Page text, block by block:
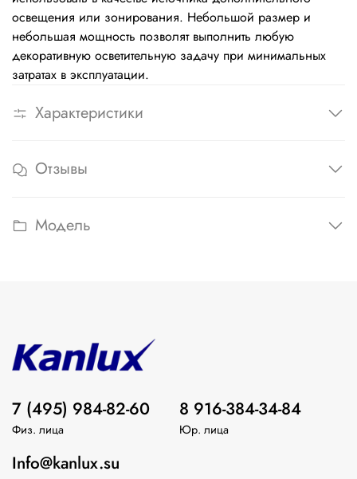
освещения или зонирования. Небольшой размер и
небольшая мощность позволят выполнить любую
декоративную осветительную задачу при минимальных
затратах в эксплуатации.
Характеристики
Отзывы
Модель
7 (495) 984-82-60
Физ. лица
8 916-384-34-84
Юр. лица
Info@kanlux.su